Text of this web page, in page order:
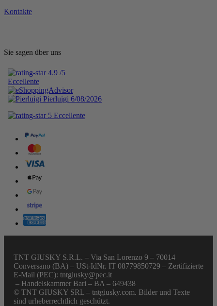
Kontakte
Sie sagen über uns
TNT GIUSKY S.R.L. – Via San Lorenzo 9 – 70014
Conversano (BA) – USt-IdNr. IT 08779850729 – Zertifizierte
E-Mail (PEC): tntgiusky@pec.it
– Handelskammer Bari – BA – 649438
© TNT GIUSKY SRL – tntgiusky.com. Bilder und Texte
sind urheberrechtlich geschützt.